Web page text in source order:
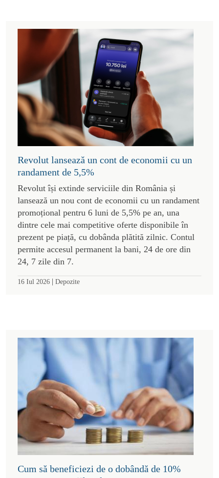
Revolut lansează un cont de economii cu un
randament de 5,5%
Revolut își extinde serviciile din România și
lansează un nou cont de economii cu un randament
promoțional pentru 6 luni de 5,5% pe an, una
dintre cele mai competitive oferte disponibile în
prezent pe piață, cu dobânda plătită zilnic. Contul
permite accesul permanent la bani, 24 de ore din
24, 7 zile din 7.
16 Iul 2026 | Depozite
Cum să beneficiezi de o dobândă de 10%